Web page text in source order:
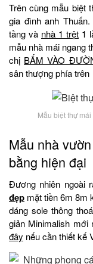
Trên cùng mẫu biệt
gia đình anh
tầng và nhà 1 trệt 1
mẫu nhà mái ngang
chị BẤM VÀO
sân thượng phía trên
Mẫu biệt thự
Mẫu nhà
bằng hiện đại
Đương nhiên ngoài
đẹp mặt tiền 6m 8m
dáng sole thông
giản Minimalish
đây nếu cần thiết kế